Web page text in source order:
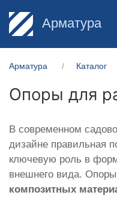
Арматура
Арматура Каталог
Опоры для
В современном
дизайне правильная
ключевую роль в
внешнего вида.
композитных